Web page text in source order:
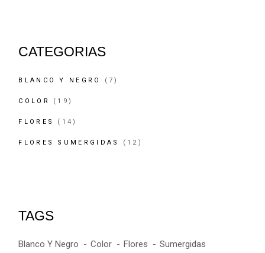
CATEGORIAS
BLANCO Y NEGRO 7
7
PRODUCTOS
COLOR 19
19
PRODUCTOS
FLORES 14
14
PRODUCTOS
FLORES SUMERGIDAS 12
12
PRODUCTOS
TAGS
Blanco Y Negro Color Flores Sumergidas